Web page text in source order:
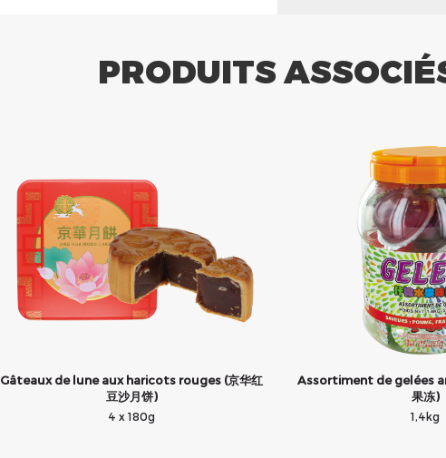
PRODUITS
Gâteaux de lune aux haricots rouges (京华红
豆沙月饼)
4 x 180g
Assortiment de gelées
果冻)
1,4kg